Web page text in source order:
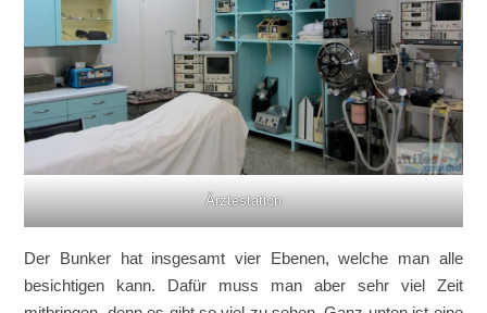
Ärztestation
Der Bunker hat insgesamt vier Ebenen, welche man alle
besichtigen kann. Dafür muss man aber sehr viel Zeit